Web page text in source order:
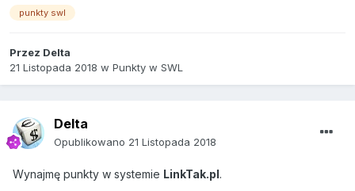
punkty swl
Przez Delta
21 Listopada 2018 w Punkty w SWL
Delta
Opublikowano 21 Listopada 2018
Wynajmę punkty w systemie LinkTak.pl.